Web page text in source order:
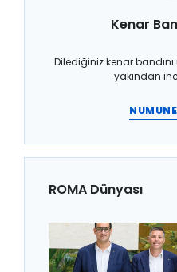
Kenar
Dilediğiniz kenar
yakından
ROMA Dünyası